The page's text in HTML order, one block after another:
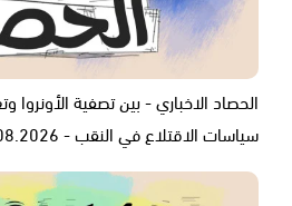
الحصاد الاخباري - بين تصفية
سياسات الاقتلاع في النقب - 03.08.2026